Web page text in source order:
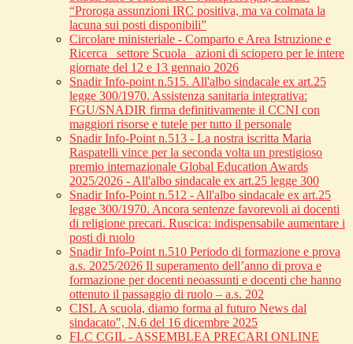
“Proroga assunzioni IRC positiva, ma va colmata la
lacuna sui posti disponibili”
Circolare ministeriale - Comparto e Area Istruzione e
Ricerca_ settore Scuola_ azioni di sciopero per le intere
giornate del 12 e 13 gennaio 2026
Snadir Info-point n.515. All'albo sindacale ex art.25
legge 300/1970. Assistenza sanitaria integrativa:
FGU/SNADIR firma definitivamente il CCNI con
maggiori risorse e tutele per tutto il personale
Snadir Info-Point n.513 - La nostra iscritta Maria
Raspatelli vince per la seconda volta un prestigioso
premio internazionale Global Education Awards
2025/2026 - All'albo sindacale ex art.25 legge 300
Snadir Info-Point n.512 - All'albo sindacale ex art.25
legge 300/1970. Ancora sentenze favorevoli ai docenti
di religione precari. Ruscica: indispensabile aumentare i
posti di ruolo
Snadir Info-Point n.510 Periodo di formazione e prova
a.s. 2025/2026 Il superamento dell’anno di prova e
formazione per docenti neoassunti e docenti che hanno
ottenuto il passaggio di ruolo – a.s. 202
CISL A scuola, diamo forma al futuro News dal
sindacato", N.6 del 16 dicembre 2025
FLC CGIL - ASSEMBLEA PRECARI ONLINE